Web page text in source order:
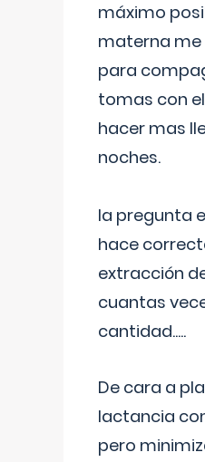
máximo
materna me
para
tomas con
hacer mas
noches.
la pregunta
hace
extracción
cuantas
cantidad.....
De cara a
lactancia
pero